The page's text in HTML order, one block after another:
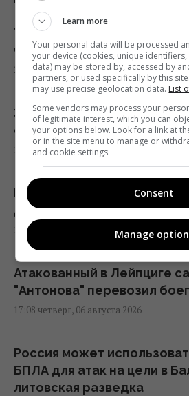
Украина ставит Путина на
часы, - Newsweek
23:07 четверг, 06 августа 2026
Запад проигнорировал
срочных поставках
18:56 четверг, 06 августа 2026
В Польше анонсировали
депортации украинцев, –
18:17 четверг, 06 августа 2026
Атакованный в Лейпциге
"Антонова" перевозил
17:08 четверг, 06 августа 2026
Россия может
БПЛА для атак на цели в
литовская разведка
Learn more
Your personal data will be processed
your device (cookies, unique
data) may be stored by, accessed by
partners, or used specifically by this
may use precise geolocation data. List
Some vendors may process your
of legitimate interest, which you can
your options below. Look for a link at
or in the site menu to manage or
and cookie settings.
Consent
Manage